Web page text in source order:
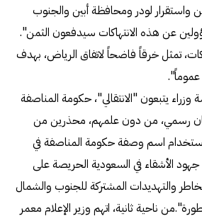
واستقرار لودر ومحافظة أبين والجنوب
عن هذه الانتهاكات سيدفعون الثمن".
تمثل خرقاً فاضحاً لاتفاق الرياض، بهدف
عموماً".
يتبعون "الانتقالي"، حكومة المناصفة
بيان رسمي، من دون علمهم، محذرين من
اسم وصفة حكومة المناصفة في
الأشقاء في السعودية الحريصة على
والتهديدات المشتركة للجنوب والشمال
ناحية ثانية، اتهم وزير الإعلام معمر